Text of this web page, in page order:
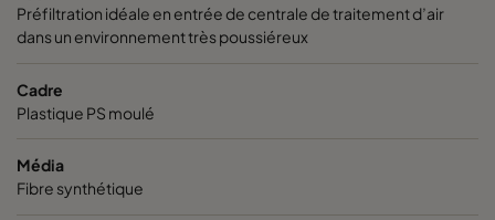
CO60 287x592x640-3 Coarse 60%
Préfiltration idéale en entrée de centrale de traitement d’air
dans un environnement très poussiéreux
Cadre
Plastique PS moulé
Média
Fibre synthétique